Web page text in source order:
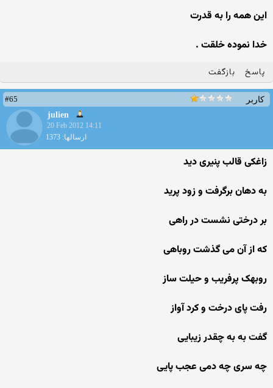
این همه را به قدرت
خدا نموده خلقت .
پاسخ بازگفت
کاربر
#65
julien
20 Feb 2012 14:11
ارسالها: 1373
زاغکی قالب پنیری دید
به دهان برگرفت و زود پرید
بر درختی نشست در راهی
که از آن می گذشت روباهی
روبهک پرفریب و حیلت ساز
رفت پای درخت و کرد آواز
گفت به به چقدر زیبایی
چه سری چه دمی عجب پایی